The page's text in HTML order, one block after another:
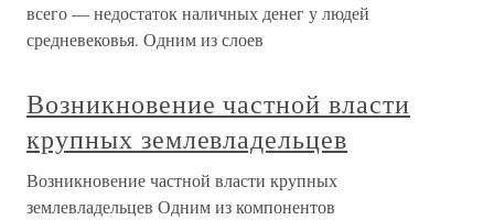
всего — недостаток наличных денег у людей
средневековья. Одним из слоев
Возникновение частной власти
крупных землевладельцев
Возникновение частной власти крупных
землевладельцев Одним из компонентов